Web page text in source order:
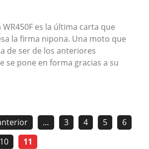
WR450F es la última carta que
la firma nipona. Una moto que
de ser de los anteriores
se pone en forma gracias a su
… 3 4 5
6
10 11